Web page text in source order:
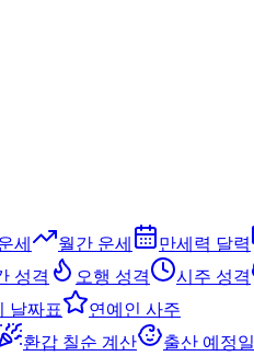
세 월간 운세 만세력 달력
성격 오행 성격 시주 성격
날짜표
연예인 사주
환갑 칠순 계산 출산 예정일